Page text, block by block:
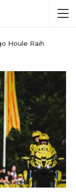
Houle Raih